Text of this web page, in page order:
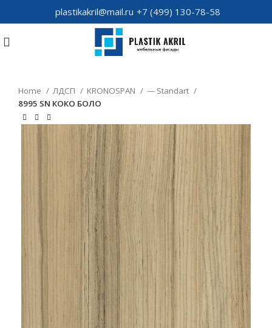
plastikakril@mail.ru +7 (499) 130-78-58
Home ЛДСП KRONOSPAN
— Standart
8995 SN КОКО БОЛО